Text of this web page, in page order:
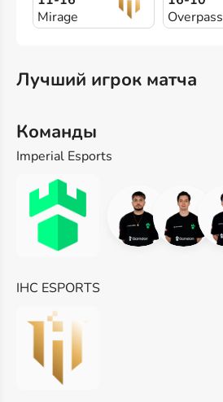
Mirage
Overpass
Лучший игрок матча
Команды
Imperial Esports
IHC ESPORTS